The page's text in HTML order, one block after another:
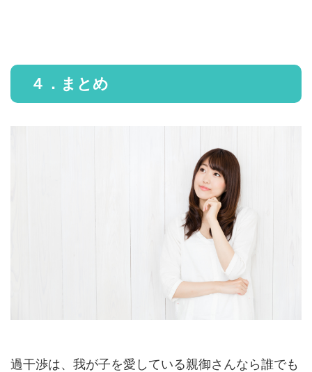
４．まとめ
過干渉は、我が子を愛している親御さんなら誰でも